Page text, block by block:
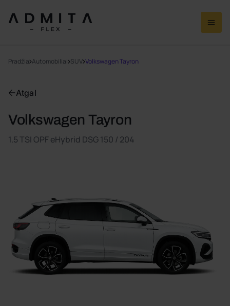
Pradžia Automobiliai SUV Volkswagen Tayron
Atgal
Volkswagen Tayron
1.5 TSI OPF eHybrid DSG 150 / 204